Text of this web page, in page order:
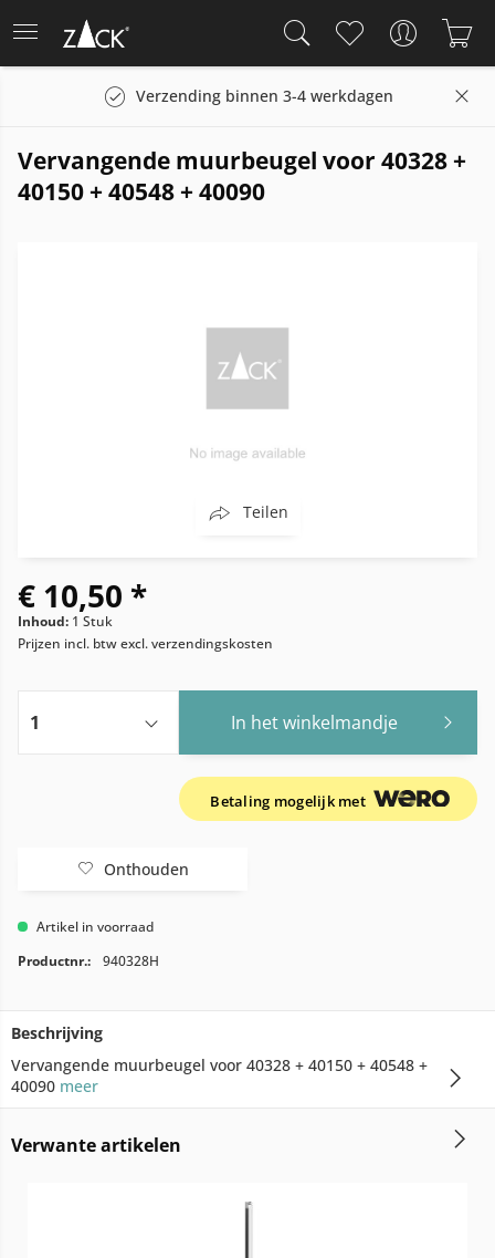
Verzending binnen 3-4 werkdagen
Vervangende muurbeugel voor 40328 +
40150 + 40548 + 40090
Teilen
€ 10,50 *
Inhoud: 1 Stuk
Prijzen incl. btwexcl. verzendingskosten
In het winkelmandje
Betaling mogelijk met
Onthouden
Artikel in voorraad
Productnr.:
940328H
Beschrijving
Vervangende muurbeugel voor 40328 + 40150 + 40548 +
40090 meer
Verwante artikelen